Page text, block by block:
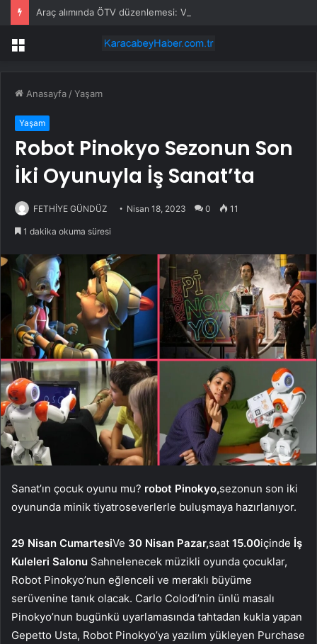
Menü
Anasayfa /Yaşam
Yaşam
Robot Pinokyo Sezonun Son
İki Oyunuyla İş Sanat’ta
FETHİYE GÜNDÜZ Nisan 18, 2023 0 11
1 dakika okuma süresi
Sanat’ın çocuk oyunu mu? robot Pinokyo,sezonun son iki
oyununda minik tiyatroseverlerle buluşmaya hazırlanıyor.
29 Nisan CumartesiVe 30 Nisan Pazar,saat 15.00içinde İş
Kuleleri Salonu Sahnelenecek müzikli oyunda çocuklar,
Robot Pinokyo’nun eğlenceli ve meraklı büyüme
serüvenine tanık olacak. Carlo Colodi’nin ünlü masalı
Pinokyo’nun bugünkü uyarlamasında tahtadan kukla yapan
Gepetto Usta, Robot Pinokyo’ya yazılım yükleyen Purchase